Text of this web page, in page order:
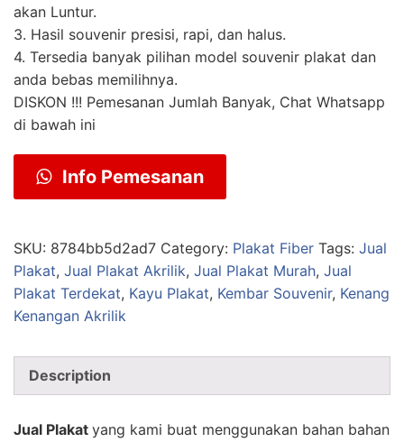
akan Luntur.
3. Hasil souvenir presisi, rapi, dan halus.
4. Tersedia banyak pilihan model souvenir plakat dan
anda bebas memilihnya.
DISKON !!! Pemesanan Jumlah Banyak, Chat Whatsapp
di bawah ini
Info Pemesanan
SKU: 8784bb5d2ad7 Category: Plakat Fiber Tags: Jual
Plakat, Jual Plakat Akrilik, Jual Plakat Murah, Jual
Plakat Terdekat, Kayu Plakat, Kembar Souvenir, Kenang
Kenangan Akrilik
Description
Jual Plakat yang kami buat menggunakan bahan bahan